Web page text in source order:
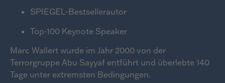
SPIEGEL-Bestsellerautor
Top-100 Keynote Speaker
Marc Wallert wurde im Jahr 2000 von der
Terrorgruppe Abu Sayyaf entführt und überlebte 140
Tage unter extremsten Bedingungen.